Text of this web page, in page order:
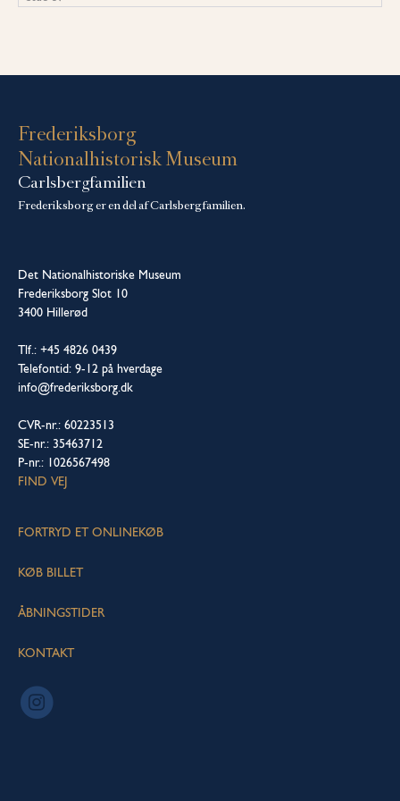
Frederiksborg
Nationalhistorisk Museum
Carlsbergfamilien
Frederiksborg er en del af Carlsbergfamilien.
Det Nationalhistoriske Museum
Frederiksborg Slot 10
3400 Hillerød
Tlf.: +45 4826 0439
Telefontid: 9-12 på hverdage
info@frederiksborg.dk
CVR-nr.: 60223513
SE-nr.: 35463712
P-nr.: 1026567498
FIND VEJ
FORTRYD ET ONLINEKØB
KØB BILLET
ÅBNINGSTIDER
KONTAKT